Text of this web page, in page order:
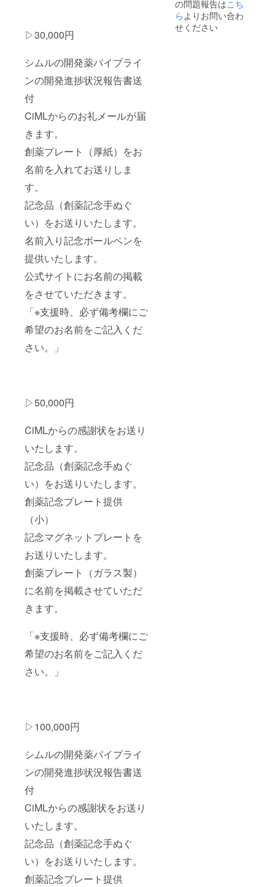
▷30,000円
シムルの開発薬パイプライ
ンの開発進捗状況報告書送
付
CiMLからのお礼メールが届
きます。
創薬プレート（厚紙）をお
名前を入れてお送りしま
す。
記念品（創薬記念手ぬぐ
い）をお送りいたします。
名前入り記念ボールペンを
提供いたします。
公式サイトにお名前の掲載
をさせていただきます。
「※支援時、必ず備考欄にご
希望のお名前をご記入くだ
さい。」
▷50,000円
CiMLからの感謝状をお送り
いたします。
記念品（創薬記念手ぬぐ
い）をお送りいたします。
創薬記念プレート提供
（小）
記念マグネットプレートを
お送りいたします。
創薬プレート（ガラス製）
に名前を掲載させていただ
きます。
「※支援時、必ず備考欄にご
希望のお名前をご記入くだ
さい。」
▷100,000円
シムルの開発薬パイプライ
ンの開発進捗状況報告書送
付
CiMLからの感謝状をお送り
いたします。
記念品（創薬記念手ぬぐ
い）をお送りいたします。
創薬記念プレート提供
式サイ
トにお
名前の
掲載を
の問題報告はこち
らよりお問い合わ
せください